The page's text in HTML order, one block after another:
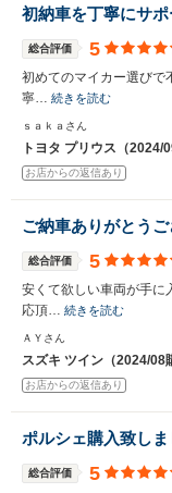
初納車を丁寧にサポ
総合評価 5
初めてのマイカー選びで
寧… 続きを読む
ｓａｋａさん
トヨタ プリウス（2024/
お店からの返信あり
ご納車ありがとう
総合評価 5
安くて欲しい車両が手に
応頂… 続きを読む
ＡＹさん
スズキ ツイン（2024/08
お店からの返信あり
ポルシェ購入致しま
総合評価 5